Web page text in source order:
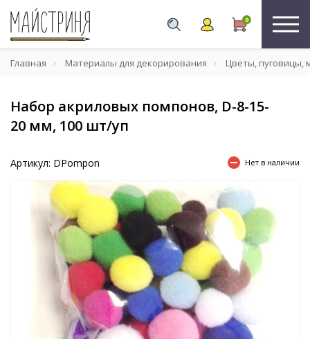
0
Главная Материалы для декорирования Цветы, пуговицы,
Набор акриловых помпонов, D-8-15-
20 мм, 100 шт/уп
Артикул: DPompon Нет в наличии